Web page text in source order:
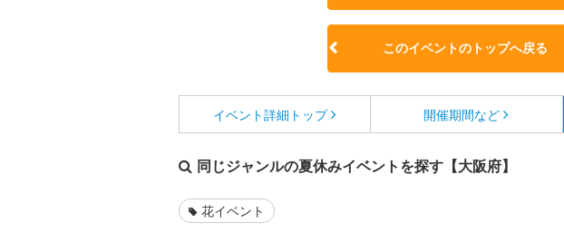
このイベントのトップへ戻る
イベント詳細 トップ 開催期間など
同じジャンルの夏休みイベントを探す【大阪府】
花イベント